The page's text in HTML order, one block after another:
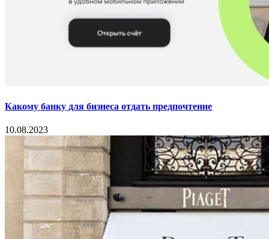
Какому банку для бизнеса отдать предпочтение
10.08.2023